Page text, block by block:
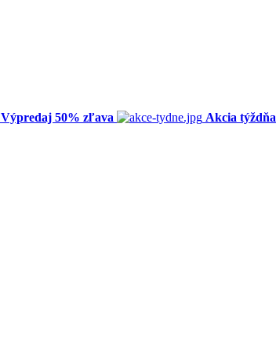
Výpredaj 50% zľava Akcia týždňa